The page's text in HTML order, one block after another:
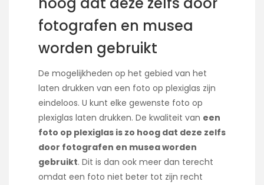
fotografen en musea
worden gebruikt
De mogelijkheden op het gebied van het
laten drukken van een foto op plexiglas zijn
eindeloos. U kunt elke gewenste foto op
plexiglas laten drukken. De kwaliteit van een
foto op plexiglas is zo hoog dat deze zelfs
door fotografen en musea worden
gebruikt. Dit is dan ook meer dan terecht
omdat een foto niet beter tot zijn recht